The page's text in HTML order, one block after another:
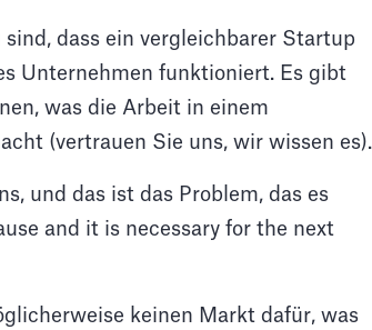
dass ein vergleichbarer Startup
Unternehmen funktioniert. Es gibt
was die Arbeit in einem
(vertrauen Sie uns, wir wissen es).
und das ist das Problem, das es
and it is necessary for the next
keinen Markt dafür, was